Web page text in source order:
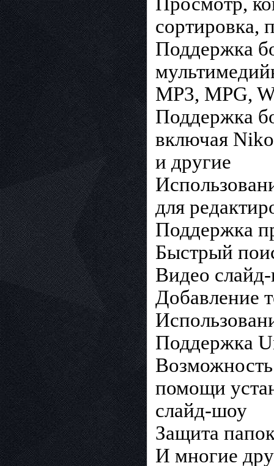
сортировка,
Поддержка
MP3, MPG,
Поддержка
включая
и другие
для
Поддержка
Быстрый
Видео
Добавление
Поддержка
помощи
слайд-шоу
Защита
И многие